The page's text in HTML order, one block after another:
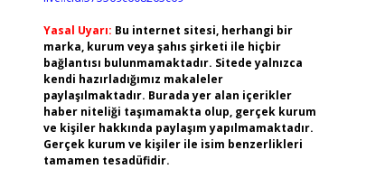
Yasal Uyarı: Bu internet sitesi, herhangi bir
marka, kurum veya şahıs şirketi ile hiçbir
bağlantısı bulunmamaktadır. Sitede yalnızca
kendi hazırladığımız makaleler
paylaşılmaktadır. Burada yer alan içerikler
haber niteliği taşımamakta olup, gerçek kurum
ve kişiler hakkında paylaşım yapılmamaktadır.
Gerçek kurum ve kişiler ile isim benzerlikleri
tamamen tesadüfidir.